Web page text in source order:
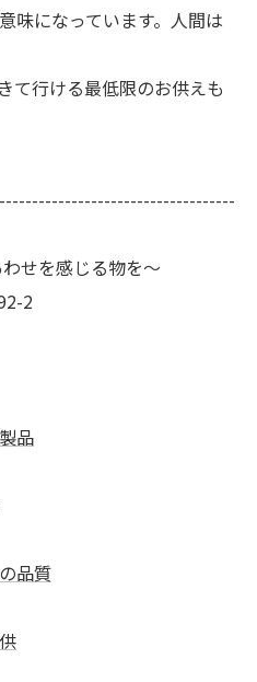
味になっています。人間は
て行ける最低限のお供えも
せを感じる物を～
2
品
品質